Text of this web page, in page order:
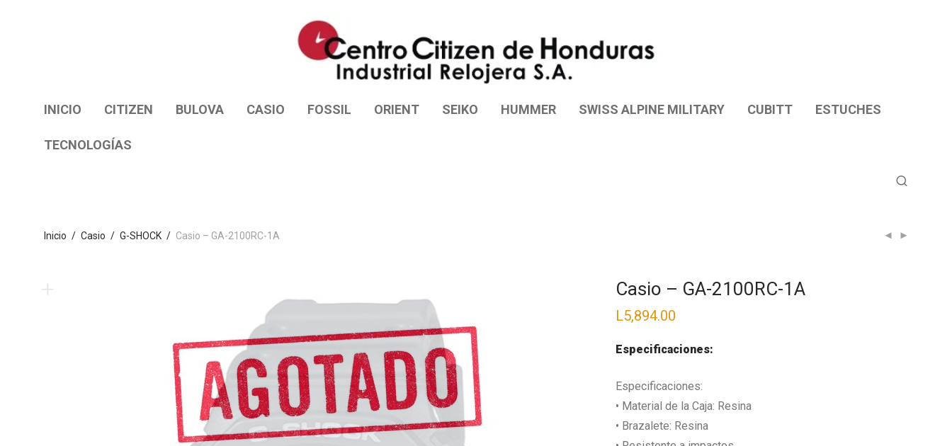
INICIO CITIZEN BULOVA CASIO FOSSIL ORIENT SEIKO HUMMER SWISS ALPINE MILITARY CUBITT ESTUCHES
TECNOLOGÍAS
Inicio / Casio / G-SHOCK / Casio – GA-2100RC-1A
Casio – GA-2100RC-1A
L5,894.00
Especificaciones:
Especificaciones:
• Material de la Caja: Resina
• Brazalete: Resina